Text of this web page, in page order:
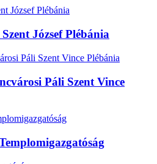
József Plébánia
Páli Szent Vince